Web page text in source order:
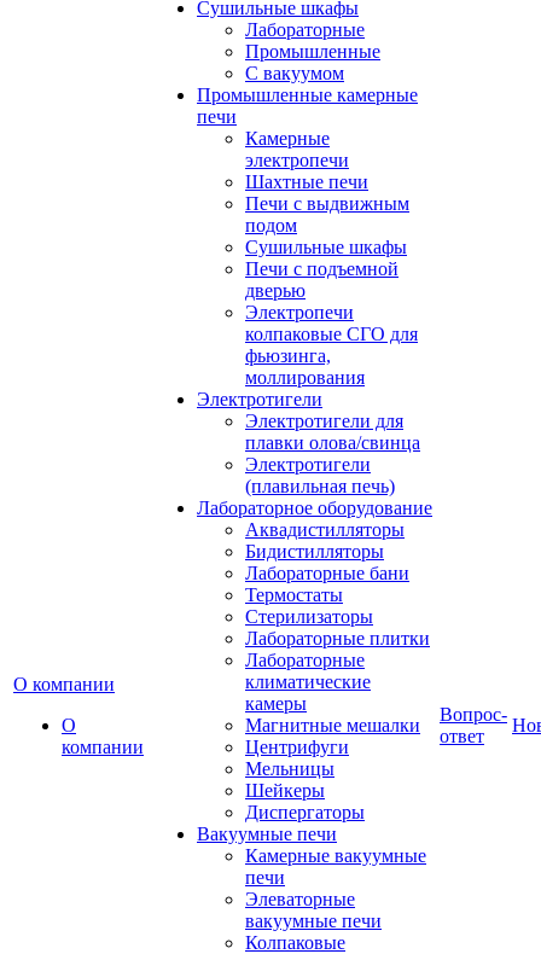
О компании
О
компании
Сушильные шкафы
Лабораторные
Промышленные
С вакуумом
Промышленные камерные
печи
Камерные
электропечи
Шахтные печи
Печи с выдвижным
подом
Сушильные шкафы
Печи с подъемной
дверью
Электропечи
колпаковые СГО для
фьюзинга,
моллирования
Электротигели
Электротигели для
плавки олова/свинца
Электротигели
(плавильная печь)
Лабораторное оборудование
Аквадистилляторы
Бидистилляторы
Лабораторные бани
Термостаты
Стерилизаторы
Лабораторные плитки
Лабораторные
климатические
камеры
Магнитные мешалки
Центрифуги
Мельницы
Шейкеры
Диспергаторы
Вакуумные печи
Камерные вакуумные
печи
Элеваторные
вакуумные печи
Колпаковые
Вопрос-
ответ